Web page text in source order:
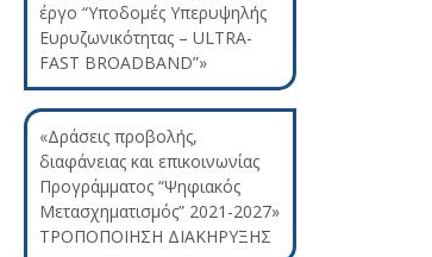
έργο “Υποδομές Υπερυψηλής
Ευρυζωνικότητας – ULTRA-
FAST BROADBAND”»
«Δράσεις προβολής,
διαφάνειας και επικοινωνίας
Προγράμματος “Ψηφιακός
Μετασχηματισμός” 2021-2027»
ΤΡΟΠΟΠΟΙΗΣΗ ΔΙΑΚΗΡΥΞΗΣ